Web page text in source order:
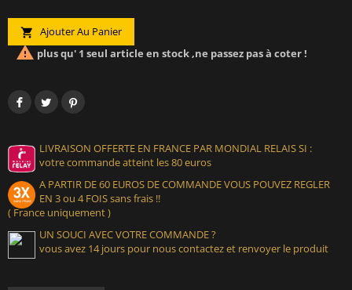
 Ajouter Au Panier
 plus qu' 1 seul article en stock ,ne passez pas à coter !
LIVRAISON OFFERTE EN FRANCE PAR MONDIAL RELAIS SI :
votre commande atteint les 80 euros
A PARTIR DE 60 EUROS DE COMMANDE VOUS POUVEZ REGLER
EN 3 ou 4 FOIS sans frais !!
( France uniquement )
UN SOUCI AVEC VOTRE COMMANDE ?
vous avez 14 jours pour nous contactez et renvoyer le produit